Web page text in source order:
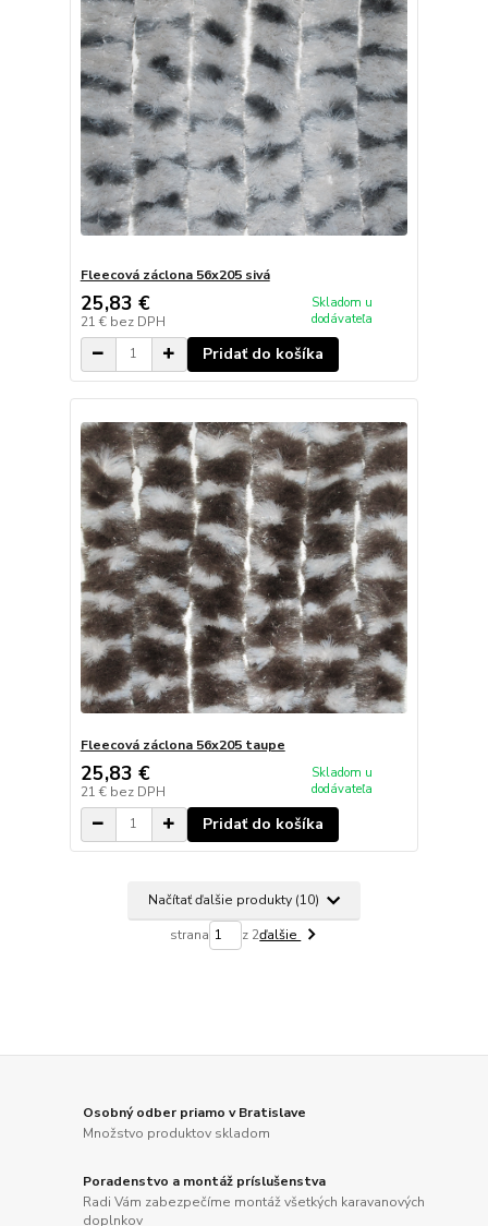
Fleecová záclona 56x205 sivá
25,83 €
21 € bez DPH
Skladom u
dodávateľa
Pridať do košíka
Fleecová záclona 56x205 taupe
25,83 €
21 € bez DPH
Skladom u
dodávateľa
Pridať do košíka
Načítať ďalšie produkty (10)
strana z 2ďalšie
Osobný odber priamo v Bratislave
Množstvo produktov skladom
Poradenstvo a montáž príslušenstva
Radi Vám zabezpečíme montáž všetkých karavanových
doplnkov